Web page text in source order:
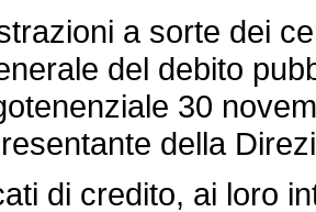
a sorte dei
del debito
30
della
di credito, ai loro